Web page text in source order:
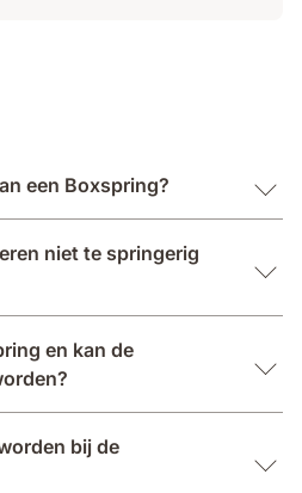
een Boxspring?
niet te springerig
en kan de
bij de